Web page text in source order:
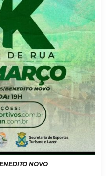
NOVO